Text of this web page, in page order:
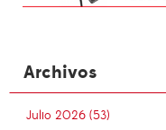
Archivos
Julio 2026 (53)